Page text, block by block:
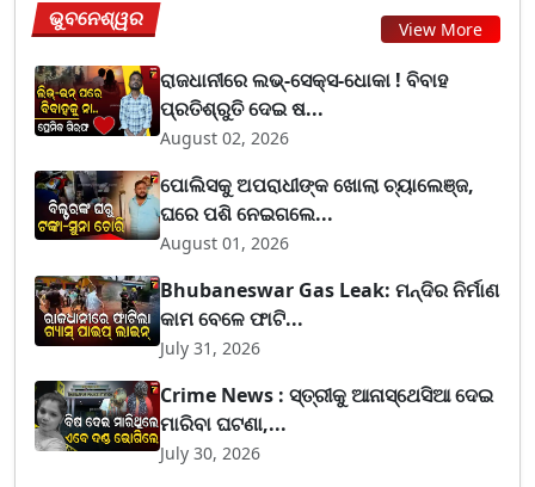
ଭୁବନେଶ୍ୱର View More
ରାଜଧାନୀରେ ଲଭ୍-ସେକ୍ସ-ଧୋକା ! ବିବାହ
ପ୍ରତିଶ୍ରୁତି ଦେଇ ଷ...
August 02, 2026
ପୋଲିସକୁ ଅପରାଧୀଙ୍କ ଖୋଲା ଚ୍ୟାଲେଞ୍ଜ,
ଘରେ ପଶି ନେଇଗଲେ...
August 01, 2026
Bhubaneswar Gas Leak: ମନ୍ଦିର ନିର୍ମାଣ
କାମ ବେଳେ ଫାଟି...
July 31, 2026
Crime News : ସ୍ତ୍ରୀକୁ ଆନାସ୍ଥେସିଆ ଦେଇ
ମାରିବା ଘଟଣା,...
July 30, 2026